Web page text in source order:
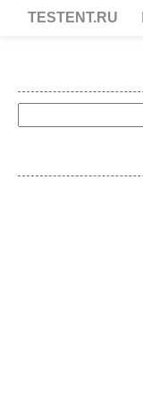
TESTENT.RU